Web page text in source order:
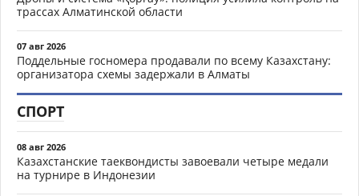
трассах Алматинской области
07 авг 2026
Поддельные госномера продавали по всему Казахстану:
организатора схемы задержали в Алматы
СПОРТ
08 авг 2026
Казахстанские таеквондисты завоевали четыре медали
на турнире в Индонезии